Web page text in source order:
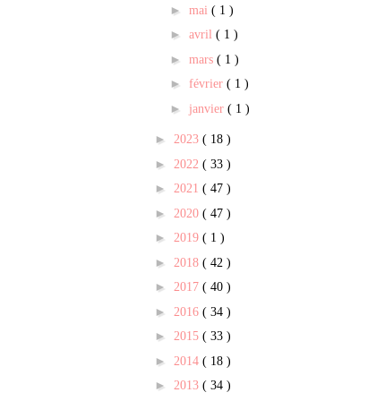
► mai ( 1 )
► avril ( 1 )
► mars ( 1 )
► février ( 1 )
► janvier ( 1 )
► 2023 ( 18 )
► 2022 ( 33 )
► 2021 ( 47 )
► 2020 ( 47 )
► 2019 ( 1 )
► 2018 ( 42 )
► 2017 ( 40 )
► 2016 ( 34 )
► 2015 ( 33 )
► 2014 ( 18 )
► 2013 ( 34 )